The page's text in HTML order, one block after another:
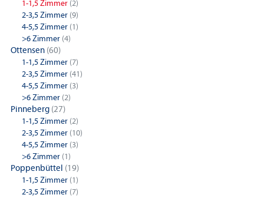
1-1,5 Zimmer (2)
2-3,5 Zimmer (9)
4-5,5 Zimmer (1)
>6 Zimmer (4)
Ottensen (60)
1-1,5 Zimmer (7)
2-3,5 Zimmer (41)
4-5,5 Zimmer (3)
>6 Zimmer (2)
Pinneberg (27)
1-1,5 Zimmer (2)
2-3,5 Zimmer (10)
4-5,5 Zimmer (3)
>6 Zimmer (1)
Poppenbüttel (19)
1-1,5 Zimmer (1)
2-3,5 Zimmer (7)